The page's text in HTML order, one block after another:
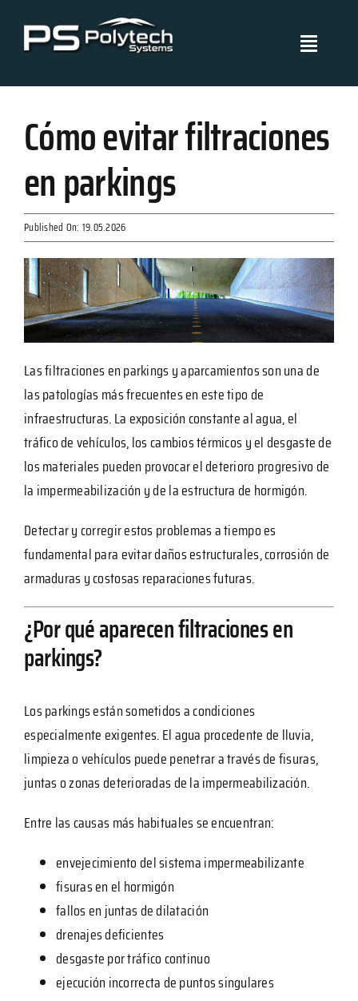
content
Toggle
Polytech Systems
Sistemas y aplicaciones
Proyectos
Políticas de Gestión
Blog
Cómo evitar filtraciones
en parkings
Published On: 19.05.2026
Las filtraciones en parkings y aparcamientos son una de
las patologías más frecuentes en este tipo de
infraestructuras. La exposición constante al agua, el
tráfico de vehículos, los cambios térmicos y el desgaste de
los materiales pueden provocar el deterioro progresivo de
la impermeabilización y de la estructura de hormigón.
Detectar y corregir estos problemas a tiempo es
fundamental para evitar daños estructurales, corrosión de
armaduras y costosas reparaciones futuras.
¿Por qué aparecen filtraciones en
parkings?
Los parkings están sometidos a condiciones
especialmente exigentes. El agua procedente de lluvia,
limpieza o vehículos puede penetrar a través de fisuras,
juntas o zonas deterioradas de la impermeabilización.
Entre las causas más habituales se encuentran:
envejecimiento del sistema impermeabilizante
fisuras en el hormigón
fallos en juntas de dilatación
drenajes deficientes
desgaste por tráfico continuo
ejecución incorrecta de puntos singulares